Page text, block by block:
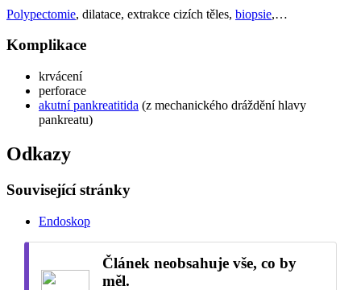
Polypectomie, dilatace, extrakce cizích těles, biopsie,…
Komplikace
krvácení
perforace
akutní pankreatitida (z mechanického dráždění hlavy
pankreatu)
Odkazy
Související stránky
Endoskop
Článek neobsahuje vše, co by
měl.